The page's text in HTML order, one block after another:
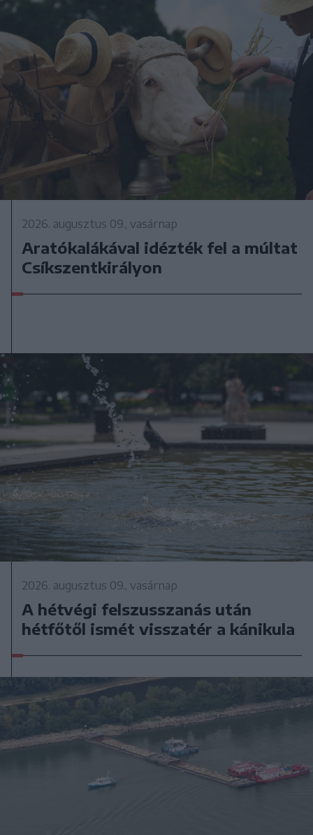
2026. augusztus 09., vasárnap
Aratókalákával idézték fel a múltat
Csíkszentkirályon
2026. augusztus 09., vasárnap
A hétvégi felszusszanás után
hétfőtől ismét visszatér a kánikula